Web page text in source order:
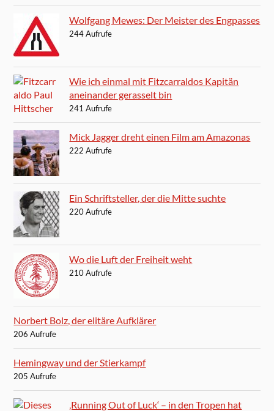
Wolfgang Mewes: Der Meister des Engpasses
244 Aufrufe
Wie ich einmal mit Fitzcarraldos Kapitän
aneinander gerasselt bin
241 Aufrufe
Mick Jagger dreht einen Film am Amazonas
222 Aufrufe
Ein Schriftsteller, der die Mitte suchte
220 Aufrufe
Wo die Luft der Freiheit weht
210 Aufrufe
Norbert Bolz, der elitäre Aufklärer
206 Aufrufe
Hemingway und der Stierkampf
205 Aufrufe
‚Running Out of Luck‘ – in den Tropen hat